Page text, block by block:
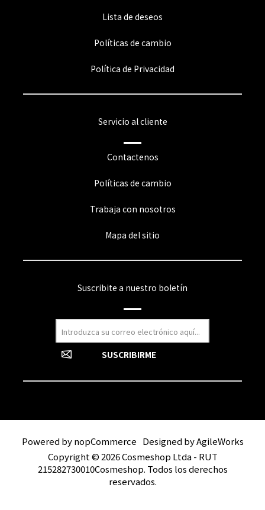
Lista de deseos
Políticas de cambio
Política de Privacidad
Servicio al cliente
Contactenos
Políticas de cambio
Trabaja con nosotros
Mapa del sitio
Suscribite a nuestro boletín
Powered bynopCommerce Designed byAgileWorks
Copyright © 2026 Cosmeshop Ltda - RUT
215282730010Cosmeshop. Todos los derechos
reservados.